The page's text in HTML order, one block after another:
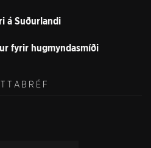
á Suðurlandi
fyrir hugmyndasmíði